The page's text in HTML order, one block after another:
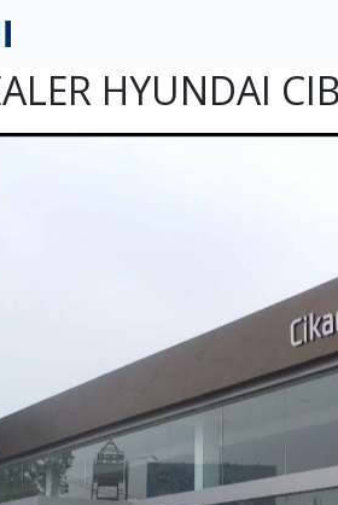
HYUNDAI